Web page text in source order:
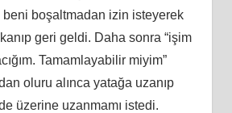
beni boşaltmadan izin isteyerek
geri geldi. Daha sonra “işim
Tamamlayabilir miyim”
oluru alınca yatağa uzanıp
üzerine uzanmamı istedi.